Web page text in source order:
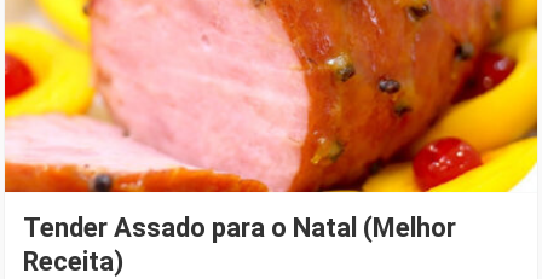
Tender Assado para o Natal (Melhor
Receita)